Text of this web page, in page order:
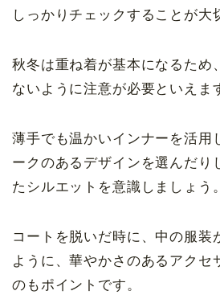
しっかりチェックすることが大
秋冬は重ね着が基本になるため
ないように注意が必要といえま
薄手でも温かいインナーを活用
ークのあるデザインを選んだり
たシルエットを意識しましょう。
コートを脱いだ時に、中の服装
ように、華やかさのあるアクセ
のもポイントです。